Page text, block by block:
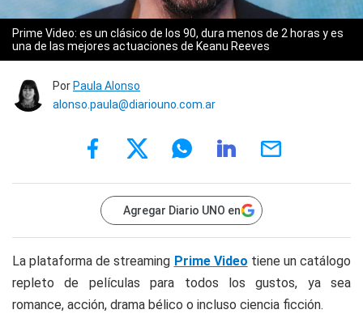
Prime Video: es un clásico de los 90, dura menos de 2 horas y es
una de las mejores actuaciones de Keanu Reeves
Por Paula Alonso
alonso.paula@diariouno.com.ar
Agregar Diario UNO en
La plataforma de streaming Prime Video tiene un catálogo
repleto de películas para todos los gustos, ya sea
romance, acción, drama bélico o incluso ciencia ficción.